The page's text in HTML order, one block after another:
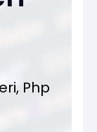
Php